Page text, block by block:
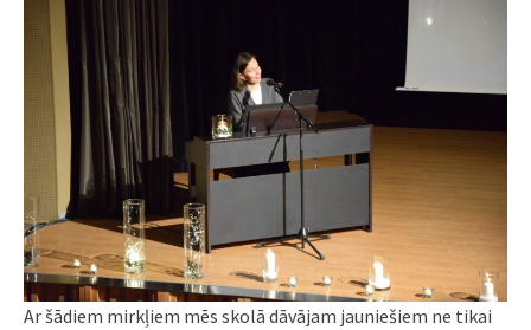
Ar šādiem mirkļiem mēs skolā dāvājam jauniešiem ne tikai